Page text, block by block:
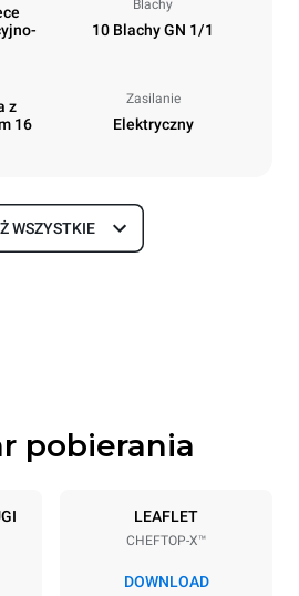
Blachy
10 Blachy GN 1/1
z
16
Zasilanie
Elektryczny
Rozmiar
blach
GN 1/1
WSZYSTKIE
pobierania
LEAFLET
CHEFTOP-X™
DOWNLOAD